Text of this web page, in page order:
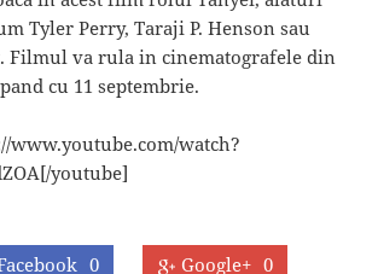
Tyler Perry, Taraji P. Henson sau
Filmul va rula in cinematografele din
cu 11 septembrie.
www.youtube.com/watch?
youtube]
0 Google+ 0